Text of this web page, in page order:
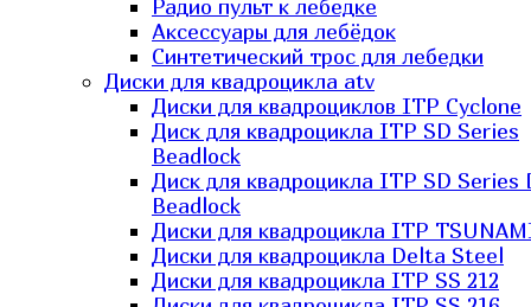
Радио пульт к лебедке
Аксессуары для лебёдок
Синтетический трос для лебедки
Диски для квадроцикла atv
Диски для квадроциклов ITP Cyclone
Диск для квадроцикла ITP SD Series
Beadlock
Диск для квадроцикла ITP SD Series
Beadlock
Диски для квадроцикла ITP
Диски для квадроцикла Delta Steel
Диски для квадроцикла ITP SS 212